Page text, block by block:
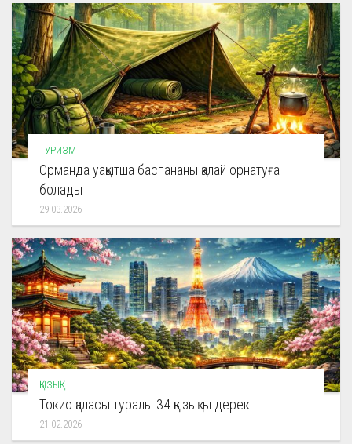
ТУРИЗМ
Орманда уақытша баспананы қалай орнатуға
болады
29.03.2026
ҚЫЗЫҚ
Токио қаласы туралы 34 қызықты дерек
21.02.2026